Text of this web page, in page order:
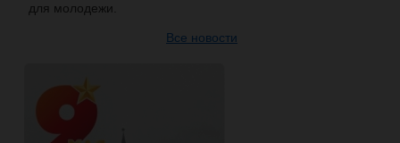
для молодежи.
Все новости